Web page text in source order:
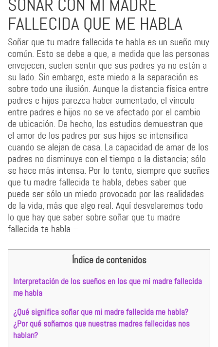
SOÑAR CON MI MADRE
FALLECIDA QUE ME HABLA
Soñar que tu madre fallecida te habla es un sueño muy
común. Esto se debe a que, a medida que las personas
envejecen, suelen sentir que sus padres ya no están a
su lado. Sin embargo, este miedo a la separación es
sobre todo una ilusión. Aunque la distancia física entre
padres e hijos parezca haber aumentado, el vínculo
entre padres e hijos no se ve afectado por el cambio
de ubicación. De hecho, los estudios demuestran que
el amor de los padres por sus hijos se intensifica
cuando se alejan de casa. La capacidad de amar de los
padres no disminuye con el tiempo o la distancia; sólo
se hace más intensa. Por lo tanto, siempre que sueñes
que tu madre fallecida te habla, debes saber que
puede ser sólo un miedo provocado por las realidades
de la vida, más que algo real. Aquí desvelaremos todo
lo que hay que saber sobre soñar que tu madre
fallecida te habla –
Índice de contenidos
Interpretación de los sueños en los que mi madre fallecida
me habla
¿Qué significa soñar que mi madre fallecida me habla?
¿Por qué soñamos que nuestras madres fallecidas nos
hablan?